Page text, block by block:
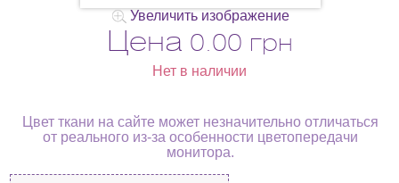
Увеличить изображение
Цена 0.00 грн
Нет в наличии
Цвет ткани на сайте может незначительно отличаться
от реального из-за особенности цветопередачи
монитора.